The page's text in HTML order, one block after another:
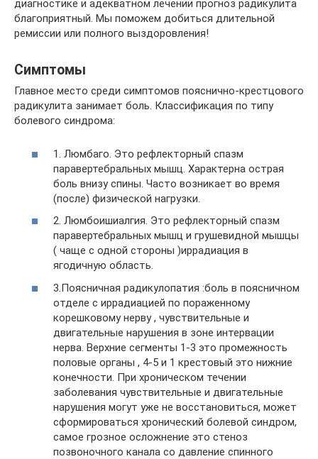
диагностике и адекватном лечении прогноз радикулита
благоприятный. Мы поможем добиться длительной
ремиссии или полного выздоровления!
Симптомы
Главное место среди симптомов пояснично-крестцового
радикулита занимает боль. Классификация по типу
болевого синдрома:
1. Люмбаго. Это рефлекторный спазм
паравертебральных мышц. Характерна острая
боль внизу спины. Часто возникает во время
(после) физической нагрузки.
2. Люмбоишиалгия. Это рефлекторный спазм
паравертебральных мышц и грушевидной мышцы
( чаще с одной стороны )иррадиация в
ягодичную область.
3.Поясничная радикулопатия :боль в поясничном
отделе с иррадиацией по пораженному
корешковому нерву , чувствительные и
двигательные нарушения в зоне интервации
нерва. Верхние сегменты 1-3 это промежность
половые органы , 4-5 и 1 крестовый это нижние
конечности. При хроническом течении
заболевания чувствительные и двигательные
нарушения могут уже не восстановиться, может
сформироваться хронический болевой синдром,
самое грозное осложнение это стеноз
позвоночного канала со давление спинного